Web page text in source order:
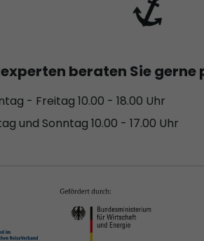
beraten Sie gerne
- Freitag 10.00 - 18.00 Uhr
und Sonntag 10.00 - 17.00 Uhr